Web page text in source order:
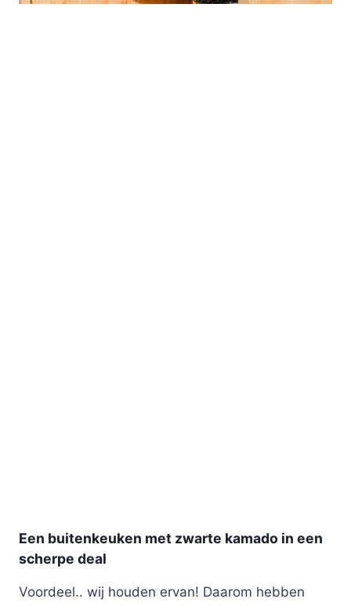
Een buitenkeuken met zwarte kamado in een
scherpe deal
Voordeel.. wij houden ervan! Daarom hebben